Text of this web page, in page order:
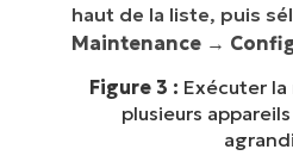
haut de la liste, puis
Maintenance →
Figure 3 : Exécuter
plusieurs